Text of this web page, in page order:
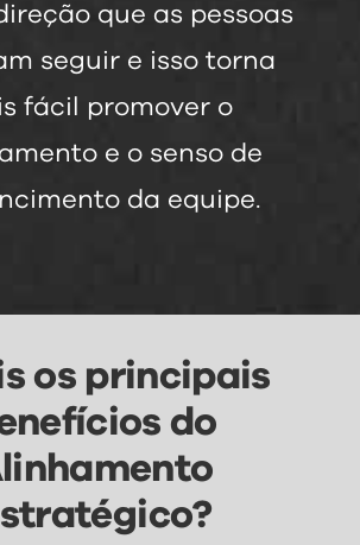
que as pessoas
seguir e isso torna
fácil promover o
e o senso de
da equipe.
os principais
do